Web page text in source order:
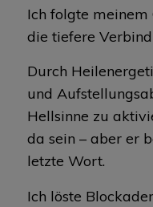
Ich folgte
die tiefere
Durch
und
Hellsinne zu
da sein – aber er
letzte Wort.
Ich löste